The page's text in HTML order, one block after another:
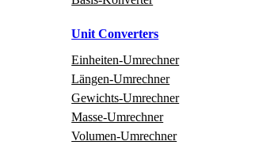
Unit Converters
Einheiten‑Umrechner
Längen‑Umrechner
Gewichts‑Umrechner
Masse‑Umrechner
Volumen‑Umrechner